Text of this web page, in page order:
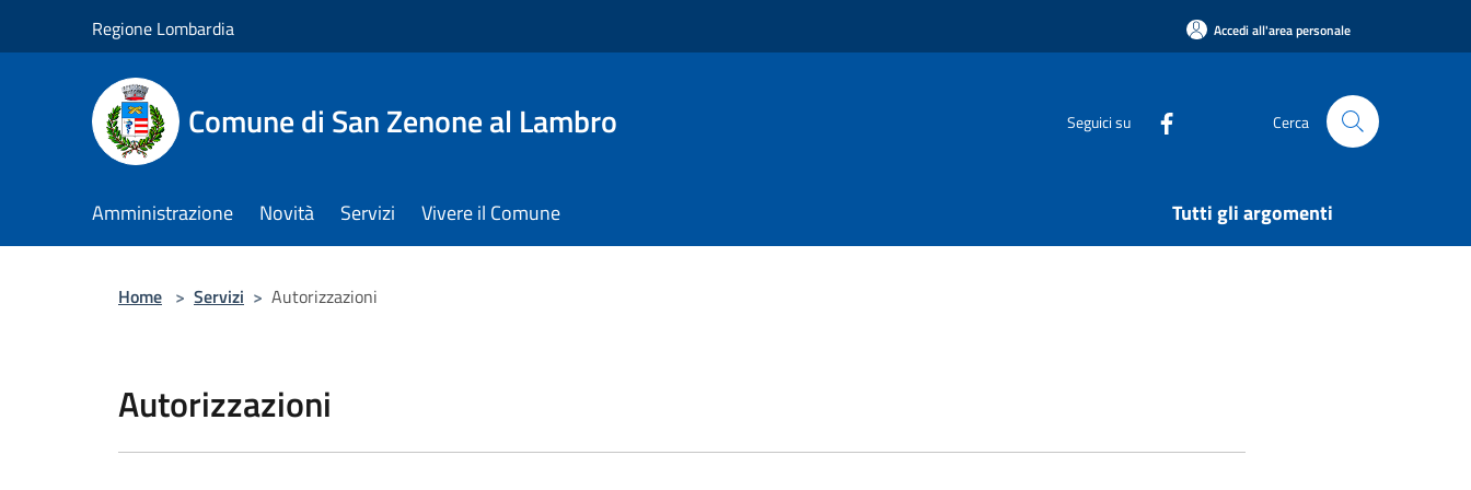
Regione Lombardia Accedi all'area personale
Comune di San Zenone al Lambro Seguici su Cerca
Amministrazione Novità Servizi Vivere il Comune Tutti gli argomenti
Home > Servizi > Autorizzazioni
Autorizzazioni